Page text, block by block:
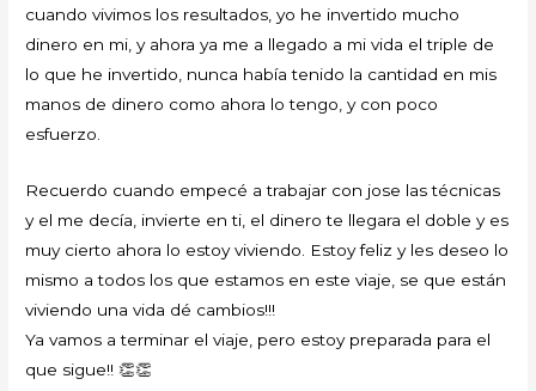
cuando vivimos los resultados, yo he invertido mucho
dinero en mi, y ahora ya me a llegado a mi vida el triple de
lo que he invertido, nunca había tenido la cantidad en mis
manos de dinero como ahora lo tengo, y con poco
esfuerzo.
Recuerdo cuando empecé a trabajar con jose las técnicas
y el me decía, invierte en ti, el dinero te llegara el doble y es
muy cierto ahora lo estoy viviendo. Estoy feliz y les deseo lo
mismo a todos los que estamos en este viaje, se que están
viviendo una vida dé cambios!!!
Ya vamos a terminar el viaje, pero estoy preparada para el
que sigue!! 👏👏